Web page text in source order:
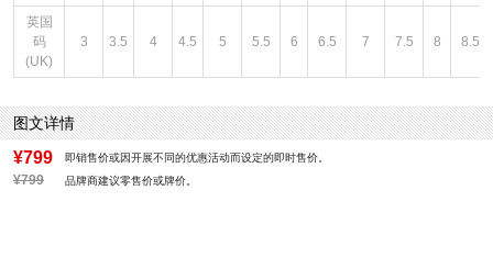
英国
码
(UK)
3 3.5 4 4.5 5 5.5 6 6.5 7 7.5 8 8.5
图文详情
¥799 即销售价或因开展不同的优惠活动而设定的即时售价。
¥799 品牌商建议零售价或牌价。